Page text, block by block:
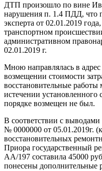
ДТП произошло по вине
нарушения п. 1.4 ПДД, что
эксперта от 02.01.2019
транспортном
административном
02.01.2019 г.
Мною направлялась в
возмещении стоимости
восстановительные
истечении
порядке возмещен не был.
В соответствии с
№ 0000000 от 05.01.2019г.
восстановительных
Приора государственный
АА/197 составила 45000
понесены дополнительные